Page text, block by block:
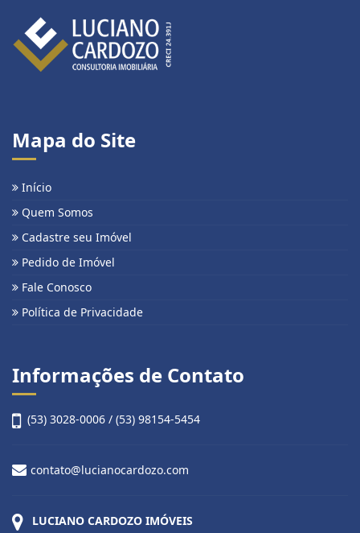
Mapa do Site
Início
Quem Somos
Cadastre seu Imóvel
Pedido de Imóvel
Fale Conosco
Política de Privacidade
Informações de Contato
(53) 3028-0006 / (53) 98154-5454
contato@lucianocardozo.com
LUCIANO CARDOZO IMÓVEIS